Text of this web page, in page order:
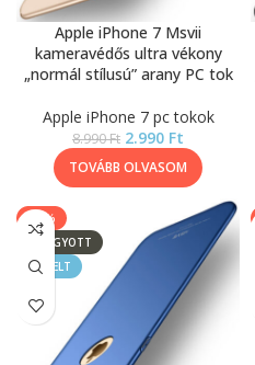
Apple iPhone 7 Msvii
kameravédős ultra vékony
„normál stílusú” arany PC tok
Apple iPhone 7 pc tokok
8.990Ft 2.990 Ft
TOVÁBB OLVASOM
-67%
ELFOGYOTT
KIEMELT